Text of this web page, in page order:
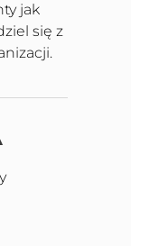
jak
się z